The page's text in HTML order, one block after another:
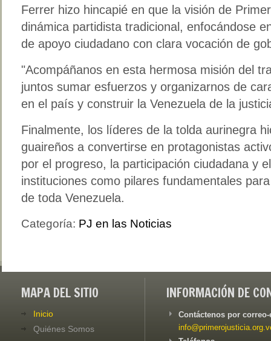
Ferrer hizo hincapié en que la visión de
dinámica partidista tradicional, enfocándose
de apoyo ciudadano con clara vocación de
"Acompáñanos en esta hermosa misión del
juntos sumar esfuerzos y organizarnos de
en el país y construir la Venezuela de la
Finalmente, los líderes de la tolda aurinegra
guaireños a convertirse en protagonistas
por el progreso, la participación ciudadana y
instituciones como pilares fundamentales
de toda Venezuela.
Categoría: PJ en las Noticias
MAPA DEL SITIO
Inicio
Quiénes Somos
INFORMACIÓN DE
Contáctenos por